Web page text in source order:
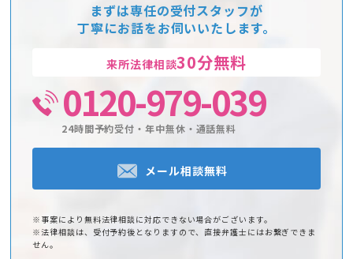
まずは専任の受付スタッフが
丁寧にお話をお伺いいたします。
来所法律相談30分無料
0120-979-039
24時間予約受付・年中無休・通話無料
メール相談無料
※事案により無料法律相談に対応できない場合がございます。
※法律相談は、受付予約後となりますので、直接弁護士にはお繋ぎできま
せん。